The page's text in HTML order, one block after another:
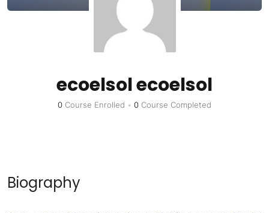
ecoelsol ecoelsol
0 Course Enrolled • 0 Course Completed
Biography